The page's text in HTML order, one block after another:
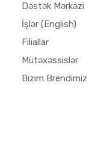
Dəstək Mərkəzi
İşlər (English)
Filiallar
Mütəxəssislər
Bizim Brendimiz